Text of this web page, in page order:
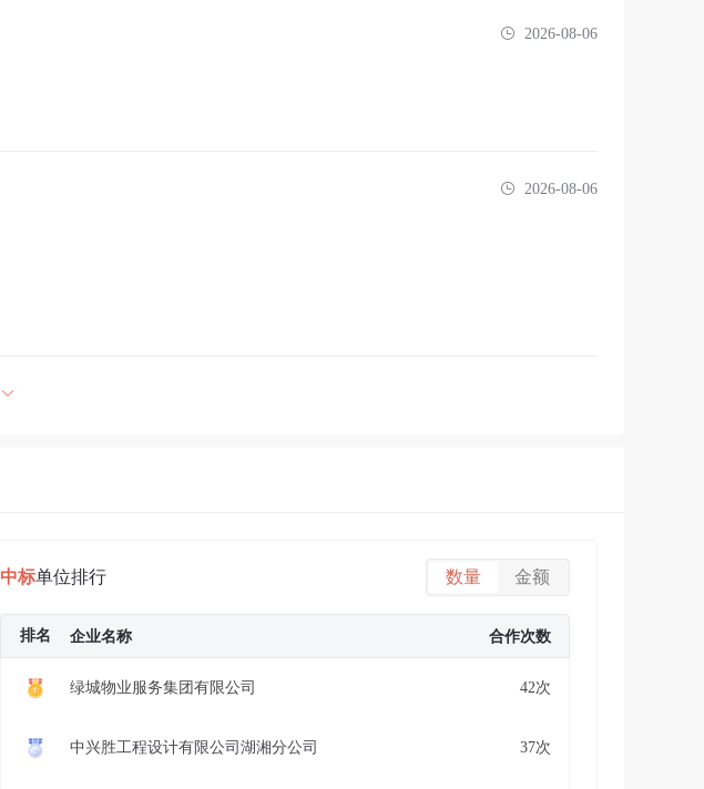
2026-08-06
2026-08-06
中标单位排行 数量 金额
排名 企业名称 合作次数
绿城物业服务集团有限公司 42次
中兴胜工程设计有限公司湖湘分公司 37次